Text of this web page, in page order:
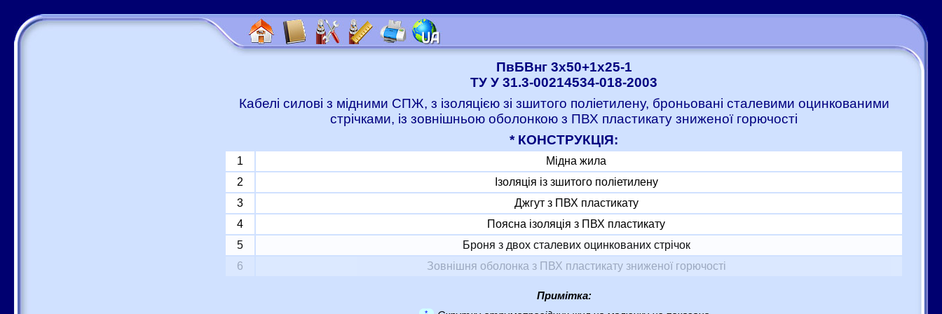
ПвБВнг 3x50+1x25-1
ТУ У 31.3-00214534-018-2003
Кабелі силові з мідними СПЖ, з ізоляцією зі зшитого поліетилену, броньовані сталевими оцинкованими
стрічками, із зовнішньою оболонкою з ПВХ пластикату зниженої горючості
* КОНСТРУКЦІЯ:
1
Мідна жила
2
Ізоляція із зшитого поліетилену
3
Джгут з ПВХ пластикату
4
Поясна ізоляція з ПВХ пластикату
5
Броня з двох сталевих оцинкованих стрічок
6
Зовнішня оболонка з ПВХ пластикату зниженої горючості
Примітка: